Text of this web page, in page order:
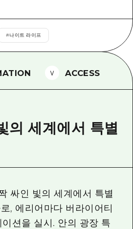
사 가이드
마현내 매력을 동영상으로 소개!
발생했을 때의 교통 정보
#나이트 라이프
ACCESS
의 세계에서 특별
싸인 빛의 세계에서 특별
, 에리어마다 버라이어티
션을 실시. 안의 광장 특